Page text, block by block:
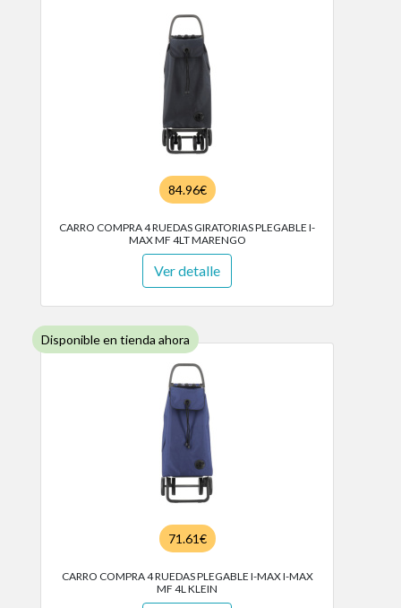
84.96€
CARRO COMPRA 4 RUEDAS GIRATORIAS PLEGABLE I-
MAX MF 4LT MARENGO
Ver detalle
Disponible en tienda ahora
71.61€
CARRO COMPRA 4 RUEDAS PLEGABLE I-MAX I-MAX
MF 4L KLEIN